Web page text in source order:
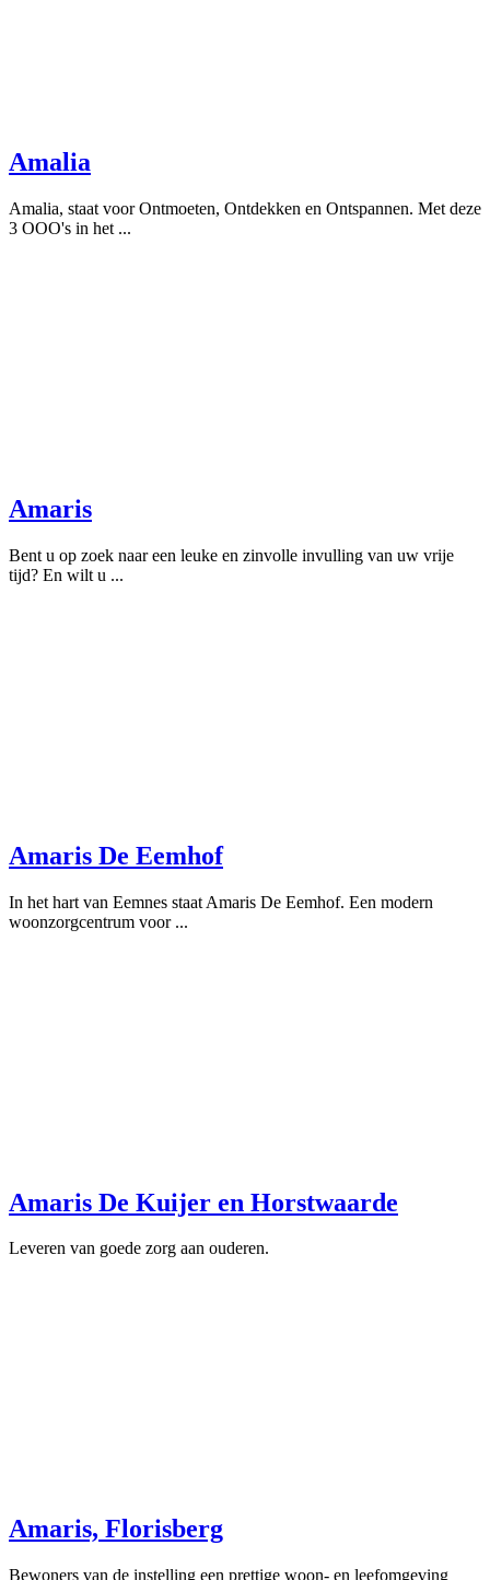
Amalia
Amalia, staat voor Ontmoeten, Ontdekken en Ontspannen. Met deze
3 OOO's in het ...
Amaris
Bent u op zoek naar een leuke en zinvolle invulling van uw vrije
tijd? En wilt u ...
Amaris De Eemhof
In het hart van Eemnes staat Amaris De Eemhof. Een modern
woonzorgcentrum voor ...
Amaris De Kuijer en Horstwaarde
Leveren van goede zorg aan ouderen.
Amaris, Florisberg
Bewoners van de instelling een prettige woon- en leefomgeving